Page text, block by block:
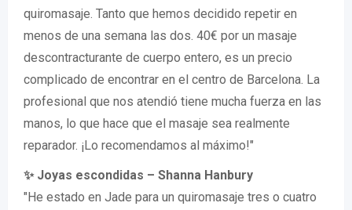
quiromasaje. Tanto que hemos decidido repetir en
menos de una semana las dos. 40€ por un masaje
descontracturante de cuerpo entero, es un precio
complicado de encontrar en el centro de Barcelona. La
profesional que nos atendió tiene mucha fuerza en las
manos, lo que hace que el masaje sea realmente
reparador. ¡Lo recomendamos al máximo!"
✨ Joyas escondidas – Shanna Hanbury
"He estado en Jade para un quiromasaje tres o cuatro